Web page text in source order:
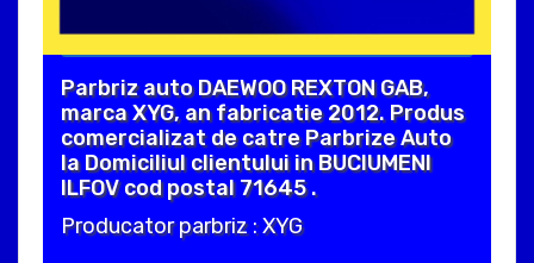
Parbriz auto DAEWOO REXTON GAB,
marca XYG, an fabricatie 2012. Produs
comercializat de catre Parbrize Auto
la Domiciliul clientului in BUCIUMENI
ILFOV cod postal 71645 .
Producator parbriz : XYG